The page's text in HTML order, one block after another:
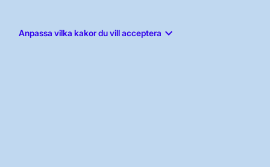
Anpassa vilka kakor du vill acceptera keyboard_arrow_down